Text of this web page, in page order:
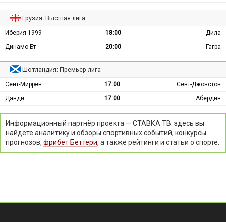
Грузия: Высшая лига
Иберия 1999 18:00
Дила
Динамо Бт
20:00 Гагра
Шотландия: Премьер-лига
Сент-Миррен 17:00
Сент-Джонстон
Данди
17:00 Абердин
Информационный партнёр проекта — СТАВКА ТВ: здесь вы
найдёте аналитику и обзоры спортивных событий, конкурсы
прогнозов, фрибет Беттери, а также рейтинги и статьи о спорте.